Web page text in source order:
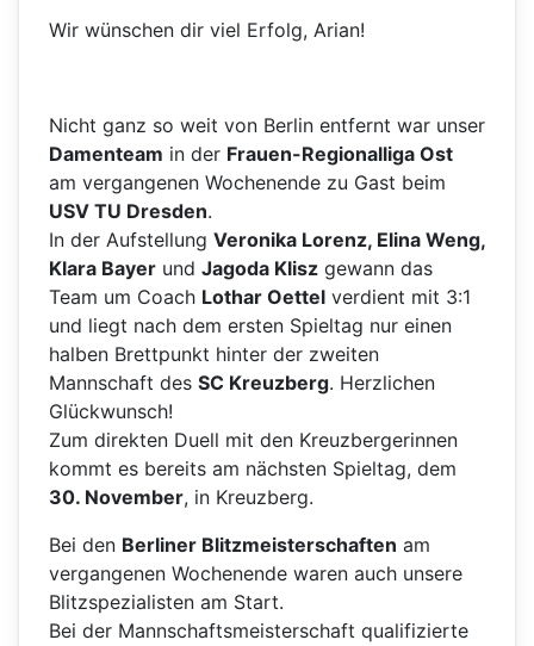
Wir wünschen dir viel Erfolg, Arian!
Nicht ganz so weit von Berlin entfernt war unser
Damenteam in der Frauen-Regionalliga Ost
am vergangenen Wochenende zu Gast beim
USV TU Dresden.
In der Aufstellung Veronika Lorenz, Elina Weng,
Klara Bayer und Jagoda Klisz gewann das
Team um Coach Lothar Oettel verdient mit 3:1
und liegt nach dem ersten Spieltag nur einen
halben Brettpunkt hinter der zweiten
Mannschaft des SC Kreuzberg. Herzlichen
Glückwunsch!
Zum direkten Duell mit den Kreuzbergerinnen
kommt es bereits am nächsten Spieltag, dem
30. November, in Kreuzberg.
Bei den Berliner Blitzmeisterschaften am
vergangenen Wochenende waren auch unsere
Blitzspezialisten am Start.
Bei der Mannschaftsmeisterschaft qualifizierte